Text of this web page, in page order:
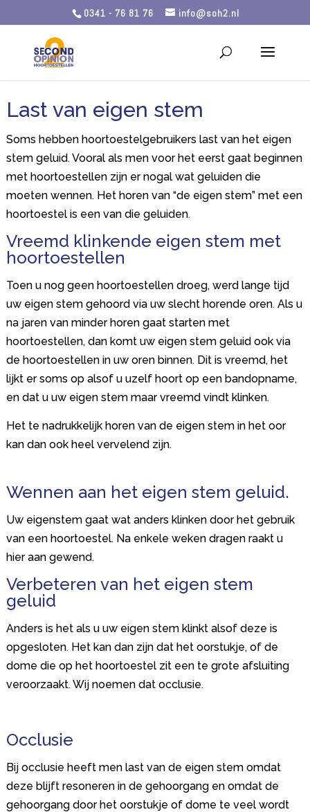
0341 - 76 81 76 info@soh2.nl
Last van eigen stem
Soms hebben hoortoestelgebruikers last van het eigen
stem geluid. Vooral als men voor het eerst gaat beginnen
met hoortoestellen zijn er nogal wat geluiden die
moeten wennen. Het horen van “de eigen stem” met een
hoortoestel is een van die geluiden.
Vreemd klinkende eigen stem met
hoortoestellen
Toen u nog geen hoortoestellen droeg, werd lange tijd
uw eigen stem gehoord via uw slecht horende oren. Als u
na jaren van minder horen gaat starten met
hoortoestellen, dan komt uw eigen stem geluid ook via
de hoortoestellen in uw oren binnen. Dit is vreemd, het
lijkt er soms op alsof u uzelf hoort op een bandopname,
en dat u uw eigen stem maar vreemd vindt klinken.
Het te nadrukkelijk horen van de eigen stem in het oor
kan dan ook heel vervelend zijn.
Wennen aan het eigen stem geluid.
Uw eigenstem gaat wat anders klinken door het gebruik
van een hoortoestel. Na enkele weken dragen raakt u
hier aan gewend.
Verbeteren van het eigen stem
geluid
Anders is het als u uw eigen stem klinkt alsof deze is
opgesloten. Het kan dan zijn dat het oorstukje, of de
dome die op het hoortoestel zit een te grote afsluiting
veroorzaakt. Wij noemen dat occlusie.
Occlusie
Bij occlusie heeft men last van de eigen stem omdat
deze blijft resoneren in de gehoorgang en omdat de
gehoorgang door het oorstukje of dome te veel wordt